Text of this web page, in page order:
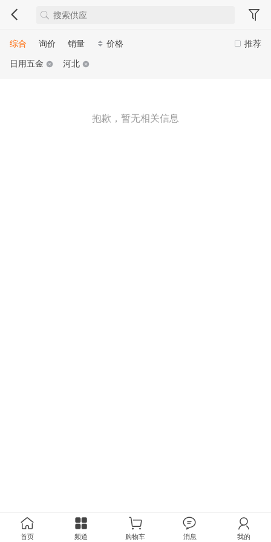
推荐
综合 询价 销量
价格
日用五金
河北
抱歉，暂无相关信息
首页 频道 购物车 消息 我的